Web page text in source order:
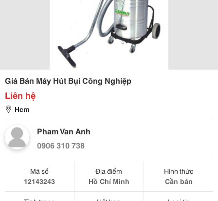
Giá Bán Máy Hút Bụi Công Nghiệp
Liên hệ
Hcm
Pham Van Anh
0906 310 738
Mã số
12143243
Địa điểm
Hồ Chí Minh
Hình thức
Cần bán